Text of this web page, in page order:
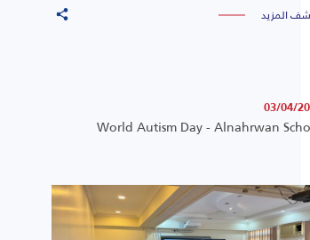
المزيد
03/04/
World Autism Day - Alnahrwan